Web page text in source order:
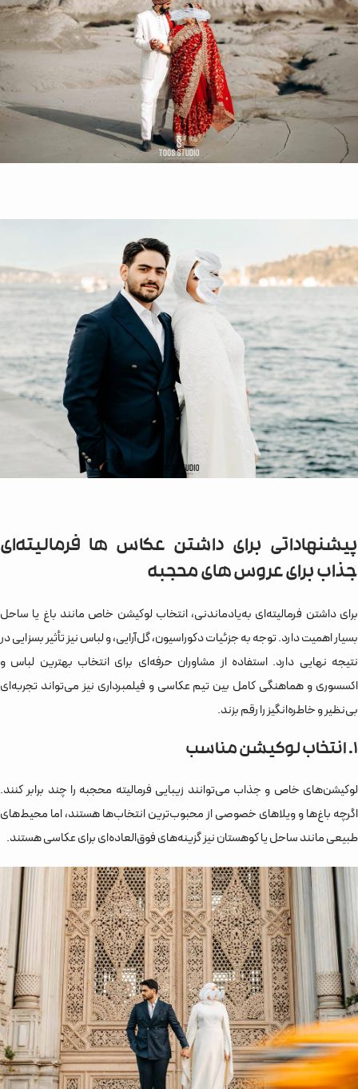
پیشنهاداتی برای داشتن عکاس ها فرمالیته‌ای
جذاب برای عروس های محجبه
برای داشتن فرمالیته‌ای به‌یادماندنی، انتخاب لوکیشن خاص مانند باغ یا ساحل
بسیار اهمیت دارد. توجه به جزئیات دکوراسیون، گل‌آرایی، و لباس نیز تأثیر بسزایی در
نتیجه نهایی دارد. استفاده از مشاوران حرفه‌ای برای انتخاب بهترین لباس و
اکسسوری و هماهنگی کامل بین تیم عکاسی و فیلمبرداری نیز می‌تواند تجربه‌ای
بی‌نظیر و خاطره‌انگیز را رقم بزند.
۱. انتخاب لوکیشن مناسب
لوکیشن‌های خاص و جذاب می‌توانند زیبایی فرمالیته محجبه را چند برابر کنند.
اگرچه باغ‌ها و ویلاهای خصوصی از محبوب‌ترین انتخاب‌ها هستند، اما محیط‌های
طبیعی مانند ساحل یا کوهستان نیز گزینه‌های فوق‌العاده‌ای برای عکاسی هستند.